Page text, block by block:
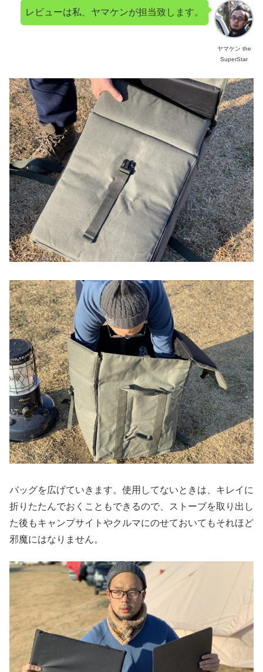
ヤマケン the
SuperStar
レビューは私、ヤマケンが担当致します。
バッグを広げていきます。使用してないときは、キレイに
折りたたんでおくこともできるので、ストーブを取り出し
た後もキャンプサイトやクルマにのせておいてもそれほど
邪魔にはなりません。